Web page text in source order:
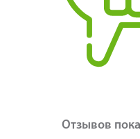
Отзывов